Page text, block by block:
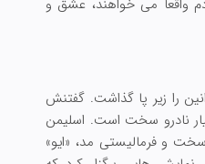
را زیر پا گذاشت. گفتنش
نادرو سخت است. اسلیمن
و فرمالیستی مد، «ایو»